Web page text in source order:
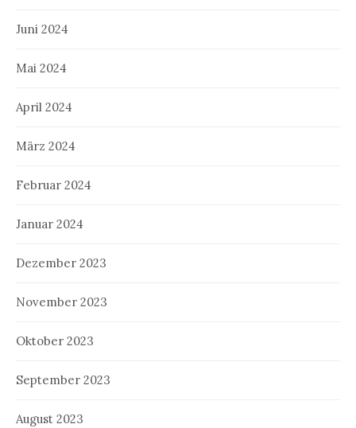
Juni 2024
Mai 2024
April 2024
März 2024
Februar 2024
Januar 2024
Dezember 2023
November 2023
Oktober 2023
September 2023
August 2023